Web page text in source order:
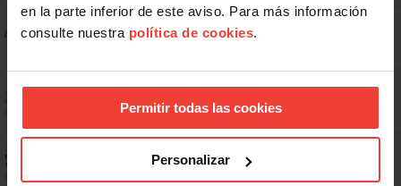
en la parte inferior de este aviso. Para más información
consulte nuestra política de cookies.
Permitir todas las cookies
Personalizar
No: si un festivo cae en sábado, no tienen por qué darte un día
libre
Dudas frecuentes sobre las vacaciones